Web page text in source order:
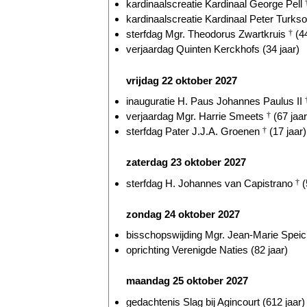
kardinaalscreatie Kardinaal George Pell
kardinaalscreatie Kardinaal Peter
sterfdag Mgr. Theodorus Zwartkruis †
verjaardag Quinten Kerckhofs (34 jaar)
vrijdag 22 oktober 2027
inauguratie H. Paus Johannes Paulus II
verjaardag Mgr. Harrie Smeets † (67
sterfdag Pater J.J.A. Groenen † (17 jaar)
zaterdag 23 oktober 2027
sterfdag H. Johannes van Capistrano †
zondag 24 oktober 2027
bisschopswijding Mgr. Jean-Marie
oprichting Verenigde Naties (82 jaar)
maandag 25 oktober 2027
gedachtenis Slag bij Agincourt (612 jaar)